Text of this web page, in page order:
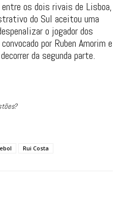
os dois rivais de Lisboa,
do Sul aceitou uma
o jogador dos
por Ruben Amorim e
da segunda parte.
Rui Costa